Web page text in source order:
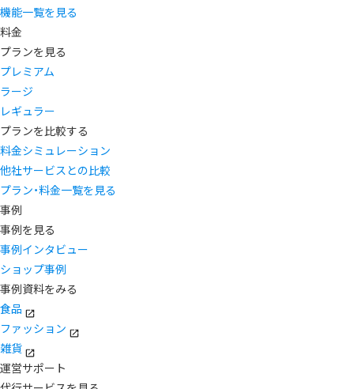
機能一覧を見る
料金
プランを見る
プレミアム
ラージ
レギュラー
プランを比較する
料金シミュレーション
他社サービスとの比較
プラン・料金一覧を見る
事例
事例を見る
事例インタビュー
ショップ事例
事例資料をみる
食品
ファッション
雑貨
運営サポート